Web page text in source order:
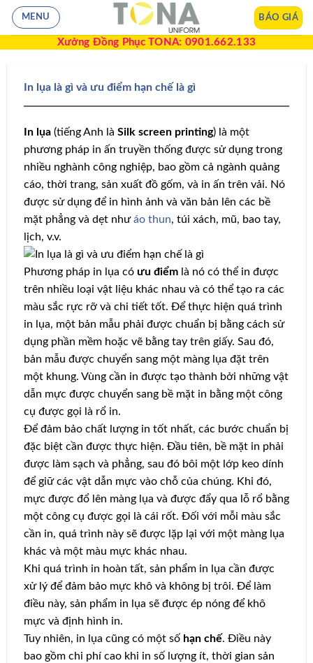
MENU BÁO GIÁ
Xưởng Đồng Phục TONA: 0901.662.133
In lụa là gì và ưu điểm hạn chế là gì
In lụa (tiếng Anh là Silk screen printing) là một
phương pháp in ấn truyền thống được sử dụng trong
nhiều nghành công nghiệp, bao gồm cả ngành quảng
cáo, thời trang, sản xuất đồ gốm, và in ấn trên vải. Nó
được sử dụng để in hình ảnh và văn bản lên các bề
mặt phẳng và dẹt nhưáo thun, túi xách, mũ, bao tay,
lịch, v.v.
Phương pháp in lụa có ưu điểm là nó có thể in được
trên nhiều loại vật liệu khác nhau và có thể tạo ra các
màu sắc rực rỡ và chi tiết tốt. Để thực hiện quá trình
in lụa, một bản mẫu phải được chuẩn bị bằng cách sử
dụng phần mềm hoặc vẽ bằng tay trên giấy. Sau đó,
bản mẫu được chuyển sang một màng lụa đặt trên
một khung. Vùng cần in được tạo thành bởi những vật
dẫn mực được chuyển sang bề mặt in bằng một công
cụ được gọi là rổ in.
Để đảm bảo chất lượng in tốt nhất, các bước chuẩn bị
đặc biệt cần được thực hiện. Đầu tiên, bề mặt in phải
được làm sạch và phẳng, sau đó bôi một lớp keo dính
để giữ các vật dẫn mực vào chỗ của chúng. Khi đó,
mực được đổ lên màng lụa và được đẩy qua lỗ rổ bằng
một công cụ được gọi là cái rốt. Đối với mỗi màu sắc
cần in, quá trình này sẽ được lặp lại với một màng lụa
khác và một màu mực khác nhau.
Khi quá trình in hoàn tất, sản phẩm in lụa cần được
xử lý để đảm bảo mực khô và không bị trôi. Để làm
điều này, sản phẩm in lụa sẽ được ép nóng để khô
mực và định hình in.
Tuy nhiên, in lụa cũng có một số hạn chế. Điều này
bao gồm chi phí cao khi in số lượng ít, thời gian sản